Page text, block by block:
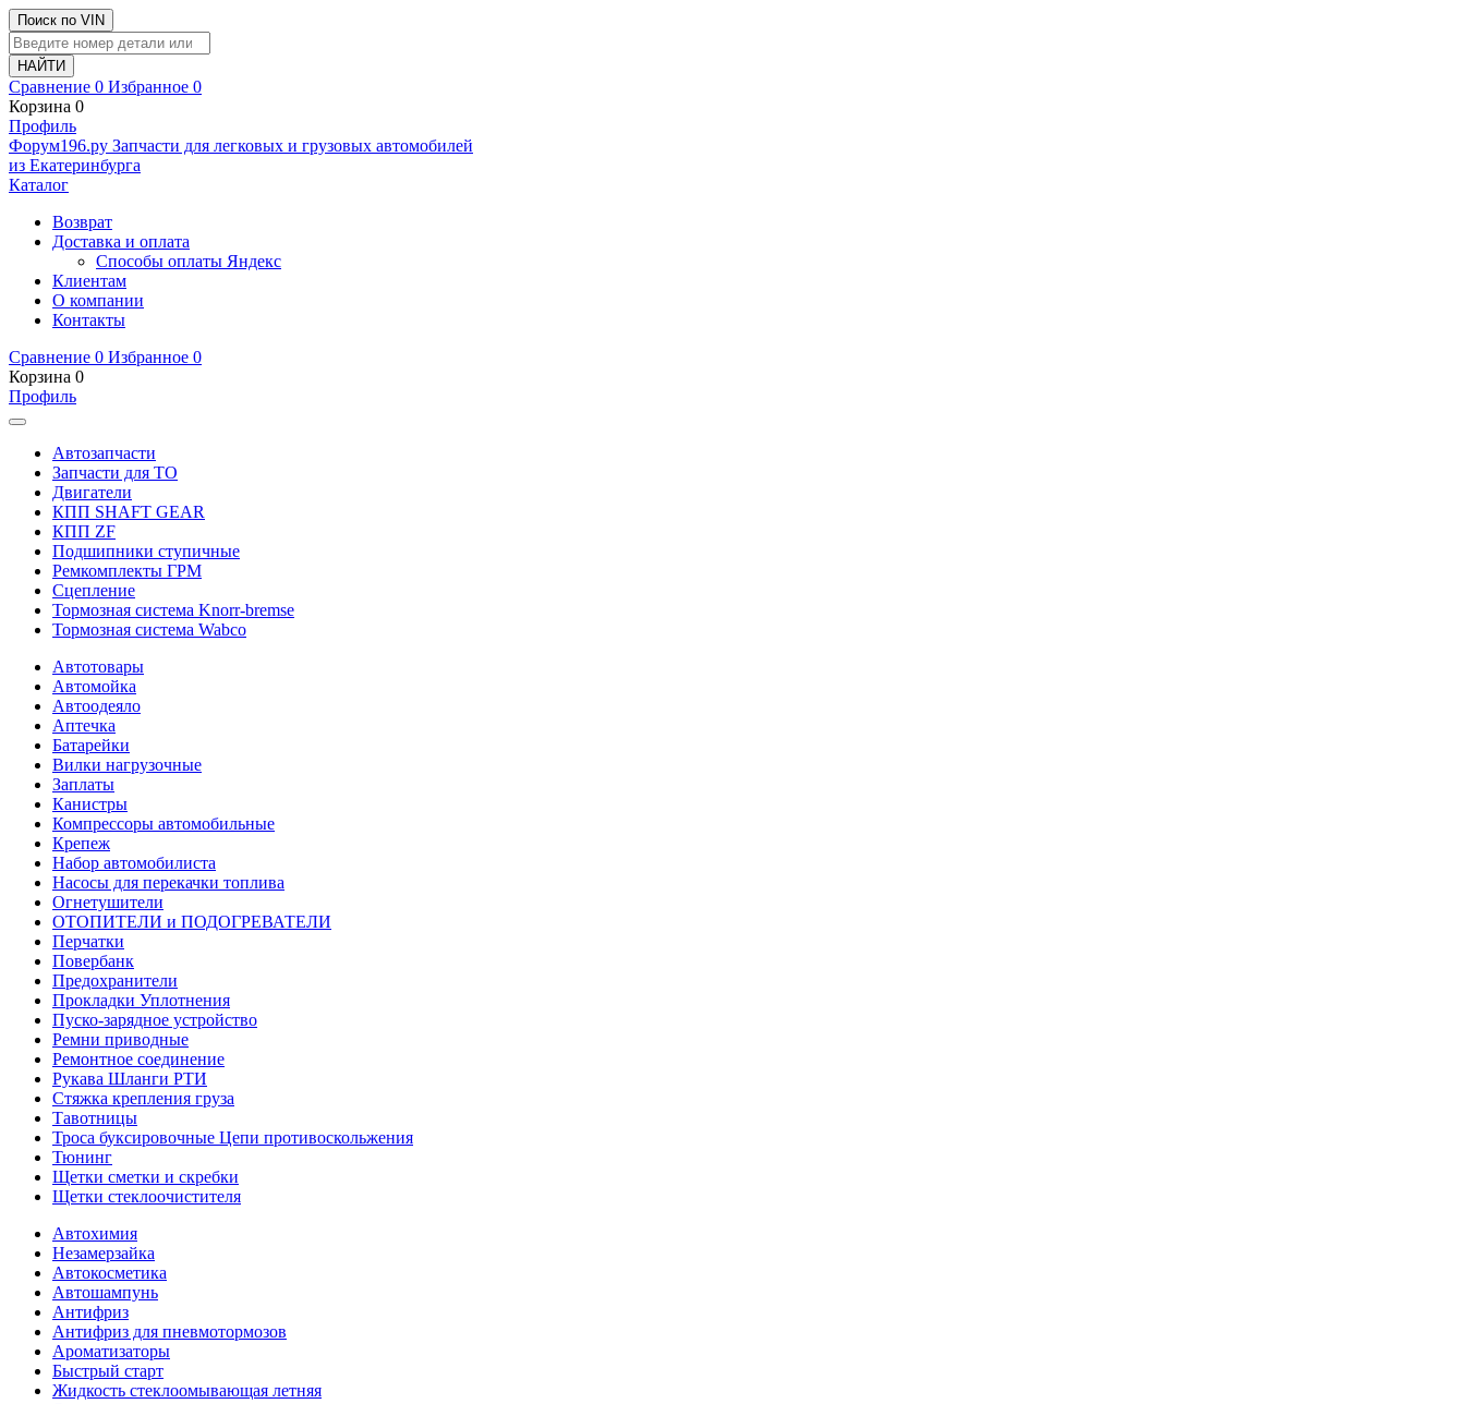
Поиск по VIN
Сравнение 0 Избранное 0
Корзина 0
Профиль
Фoрум196.ру Запчасти для легковых и грузовых автомобилей
из Екатеринбурга
Каталог
Возврат
Доставка и оплата
Способы оплаты Яндекс
Клиентам
О компании
Контакты
Сравнение 0 Избранное 0
Корзина 0
Профиль
Автозапчасти
Запчасти для ТО
Двигатели
КПП SHAFT GEAR
КПП ZF
Подшипники ступичные
Ремкомплекты ГРМ
Сцепление
Тормозная система Knorr-bremse
Тормозная система Wabco
Автотовары
Автомойка
Автоодеяло
Аптечка
Батарейки
Вилки нагрузочные
Заплаты
Канистры
Компрессоры автомобильные
Крепеж
Набор автомобилиста
Насосы для перекачки топлива
Огнетушители
ОТОПИТЕЛИ и ПОДОГРЕВАТЕЛИ
Перчатки
Повербанк
Предохранители
Прокладки Уплотнения
Пуско-зарядное устройство
Ремни приводные
Ремонтное соединение
Рукава Шланги РТИ
Стяжка крепления груза
Тавотницы
Троса буксировочные Цепи противоскольжения
Тюнинг
Щетки сметки и скребки
Щетки стеклоочистителя
Автохимия
Незамерзайка
Автокосметика
Автошампунь
Антифриз
Антифриз для пневмотормозов
Ароматизаторы
Быстрый старт
Жидкость стеклоомывающая летняя